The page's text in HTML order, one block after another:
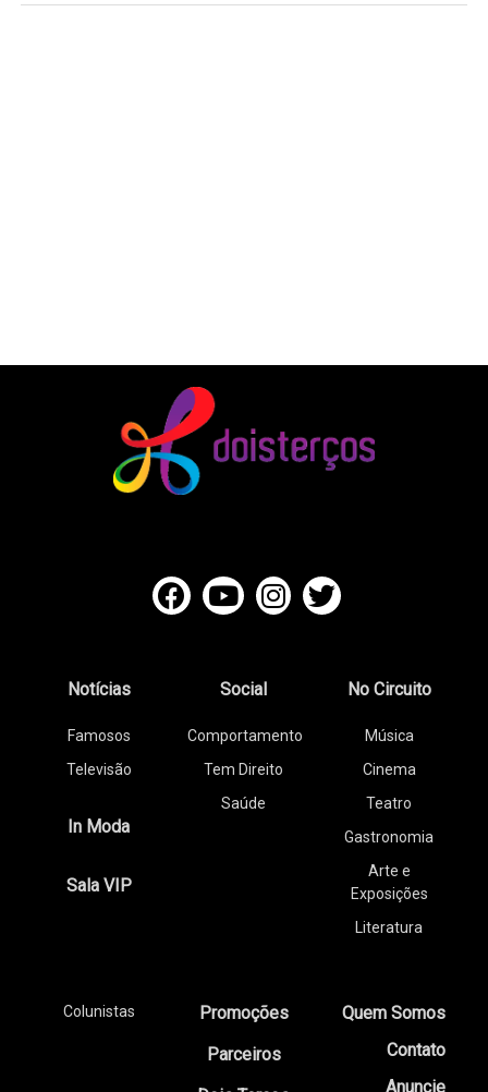
Notícias
Famosos
Televisão
In Moda
Sala VIP
Social
Comportamento
Tem Direito
Saúde
No Circuito
Música
Cinema
Teatro
Gastronomia
Arte e
Exposições
Literatura
Colunistas
Promoções
Parceiros
Quem Somos
Contato
Anuncie